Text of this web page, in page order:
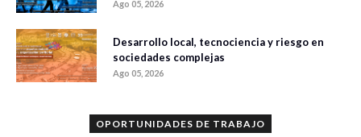
Ago 05, 2026
Desarrollo local, tecnociencia y riesgo en
sociedades complejas
Ago 05, 2026
OPORTUNIDADES DE TRABAJO